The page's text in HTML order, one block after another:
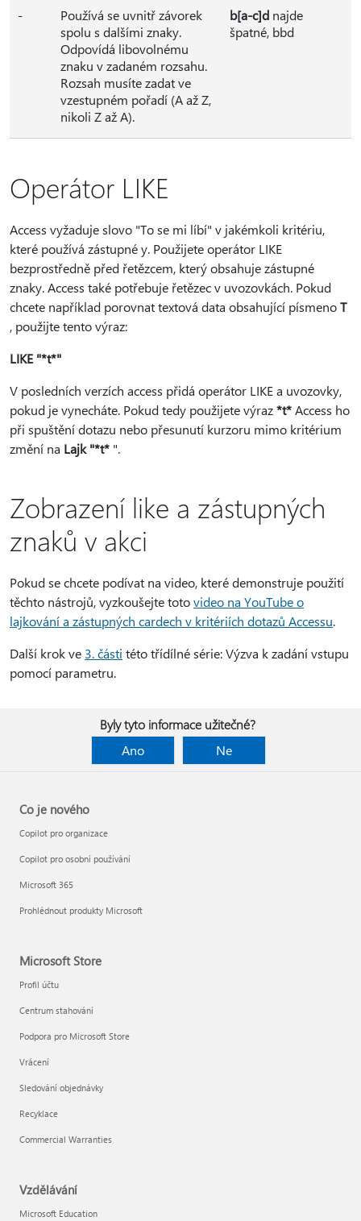
-
Používá se uvnitř závorek
spolu s dalšími znaky.
Odpovídá libovolnému
znaku v zadaném rozsahu.
Rozsah musíte zadat ve
vzestupném pořadí (A až Z,
nikoli Z až A).
b[a-c]d najde
špatné, bbd
Operátor LIKE
Access vyžaduje slovo "To se mi líbí" v jakémkoli kritériu,
které používá zástupné y. Použijete operátor LIKE
bezprostředně před řetězcem, který obsahuje zástupné
znaky. Access také potřebuje řetězec v uvozovkách. Pokud
chcete například porovnat textová data obsahující písmenoT
, použijte tento výraz:
LIKE "*t*"
V posledních verzích access přidá operátor LIKE a uvozovky,
pokud je vynecháte. Pokud tedy použijete výraz*t*Access ho
při spuštění dotazu nebo přesunutí kurzoru mimo kritérium
změní na Lajk "*t* ".
Zobrazení like a zástupných
znaků v akci
Pokud se chcete podívat na video, které demonstruje použití
těchto nástrojů, vyzkoušejte totovideo na YouTube o
lajkování a zástupných cardech v kritériích dotazů Accessu.
Další krok ve 3. části této třídílné série: Výzva k zadání vstupu
pomocí parametru.
Byly tyto informace užitečné?
Ano
Ne
Co je nového
Copilot pro organizace
Copilot pro osobní používání
Microsoft 365
Prohlédnout produkty Microsoft
Microsoft Store
Profil účtu
Centrum stahování
Podpora pro Microsoft Store
Vrácení
Sledování objednávky
Recyklace
Commercial Warranties
Vzdělávání
Microsoft Education